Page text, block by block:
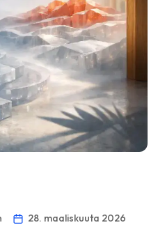
28. maaliskuuta 2026